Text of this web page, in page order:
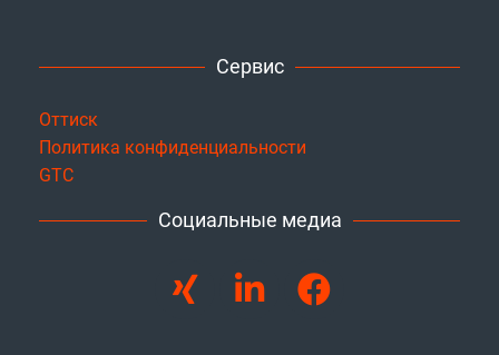
Сервис
Оттиск
Политика конфиденциальности
GTC
Социальные медиа